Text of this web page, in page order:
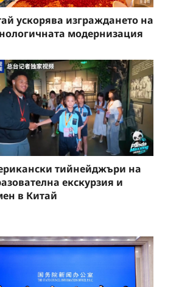
ускорява изграждането на
модернизация
тийнейджъри на
екскурзия и
в Китай